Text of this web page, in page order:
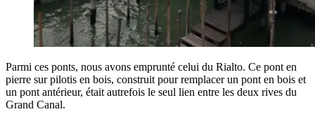
Parmi ces ponts, nous avons emprunté celui du Rialto. Ce pont en
pierre sur pilotis en bois, construit pour remplacer un pont en bois et
un pont antérieur, était autrefois le seul lien entre les deux rives du
Grand Canal.